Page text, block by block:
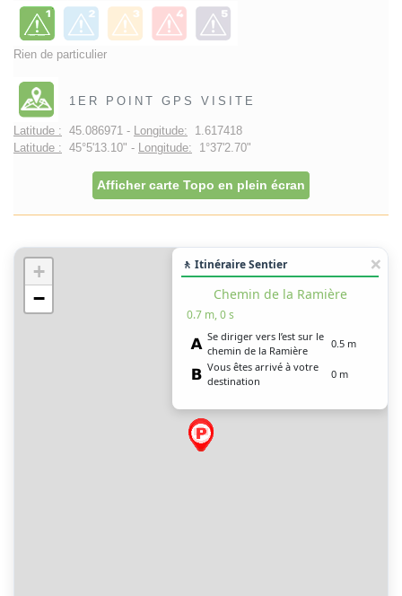
Rien de particulier
1ER POINT GPS VISITE
Latitude : 45.086971 - Longitude: 1.617418
Latitude : 45°5'13.10" - Longitude: 1°37'2.70"
Afficher carte Topo en plein écran
+
−
🚶 Itinéraire Sentier
Chemin de la Ramière
0.7 m, 0 s
Se diriger vers l’est sur le
chemin de la Ramière
0.5 m
Vous êtes arrivé à votre
destination
0 m